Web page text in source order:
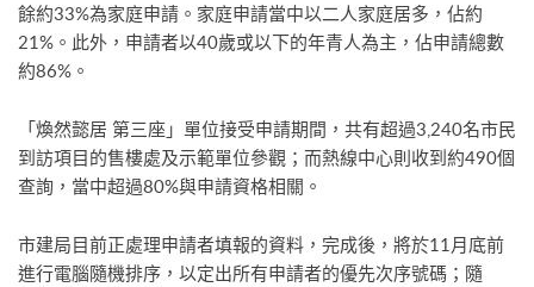
餘約33%為家庭申請。家庭申請當中以二人家庭居多，佔約
21%。此外，申請者以40歲或以下的年青人為主，佔申請總數
約86%。
「煥然懿居 第三座」單位接受申請期間，共有超過3,240名市民
到訪項目的售樓處及示範單位參觀；而熱線中心則收到約490個
查詢，當中超過80%與申請資格相關。
市建局目前正處理申請者填報的資料，完成後，將於11月底前
進行電腦隨機排序，以定出所有申請者的優先次序號碼；隨